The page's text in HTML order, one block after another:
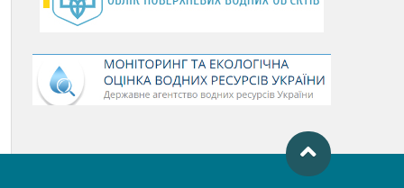
День працівника водного
господарства України
День хіміка
День захисту річок